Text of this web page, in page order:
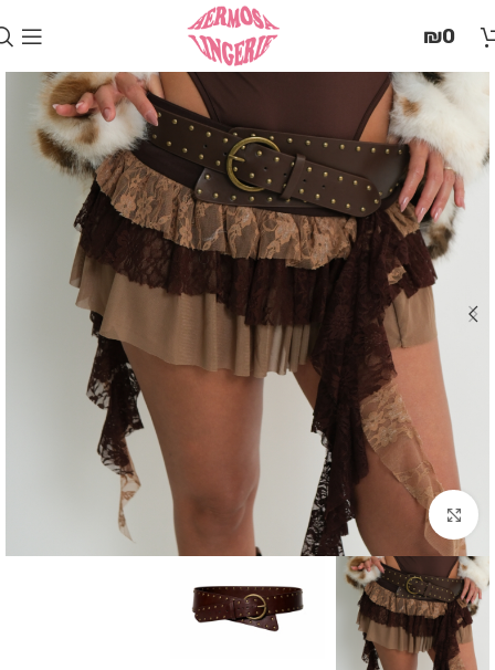
זֶה
מַעֲרֶכֶת
"המרכז
הישראלי
לְהַנְגָּשָׁת
אָתָרִים".
הַמְּסַיַּעַת
לִנְגִישׁוּת
הָאֲתָר.
לִפְתִיחַת
תַּפְרִיט
הֵנְּגִישׁוּת
ALT+0
₪0
Click to enlarge